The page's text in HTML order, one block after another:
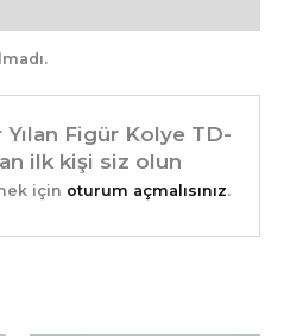
Figür Kolye TD-
ilk kişi siz olun
için oturum açmalısınız.